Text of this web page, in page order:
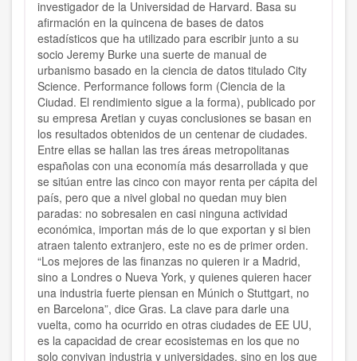
investigador de la Universidad de Harvard. Basa su
afirmación en la quincena de bases de datos
estadísticos que ha utilizado para escribir junto a su
socio Jeremy Burke una suerte de manual de
urbanismo basado en la ciencia de datos titulado City
Science. Performance follows form (Ciencia de la
Ciudad. El rendimiento sigue a la forma), publicado por
su empresa Aretian y cuyas conclusiones se basan en
los resultados obtenidos de un centenar de ciudades.
Entre ellas se hallan las tres áreas metropolitanas
españolas con una economía más desarrollada y que
se sitúan entre las cinco con mayor renta per cápita del
país, pero que a nivel global no quedan muy bien
paradas: no sobresalen en casi ninguna actividad
económica, importan más de lo que exportan y si bien
atraen talento extranjero, este no es de primer orden.
“Los mejores de las finanzas no quieren ir a Madrid,
sino a Londres o Nueva York, y quienes quieren hacer
una industria fuerte piensan en Múnich o Stuttgart, no
en Barcelona”, dice Gras. La clave para darle una
vuelta, como ha ocurrido en otras ciudades de EE UU,
es la capacidad de crear ecosistemas en los que no
solo convivan industria y universidades, sino en los que